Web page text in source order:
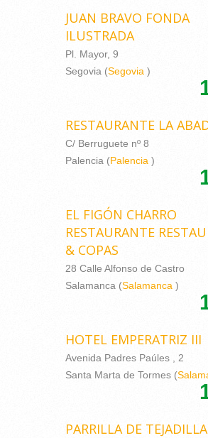
JUAN BRAVO FONDA
ILUSTRADA
Pl. Mayor, 9
Segovia (Segovia )
RESTAURANTE LA
C/ Berruguete nº 8
Palencia (Palencia )
EL FIGÓN CHARRO
RESTAURANTE
& COPAS
28 Calle Alfonso de Castro
Salamanca (Salamanca )
HOTEL EMPERATRIZ III
Avenida Padres Paúles , 2
Santa Marta de Tormes (
PARRILLA DE TEJADILLA